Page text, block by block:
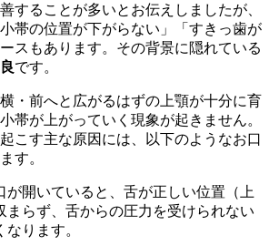
することが多いとお伝えしましたが、
帯の位置が下がらない」「すきっ歯が
スもあります。その背景に隠れている
です。
・前へと広がるはずの上顎が十分に育
帯が上がっていく現象が起きません。
こす主な原因には、以下のようなお口
す。
が開いていると、舌が正しい位置（上
まらず、舌からの圧力を受けられない
ります。